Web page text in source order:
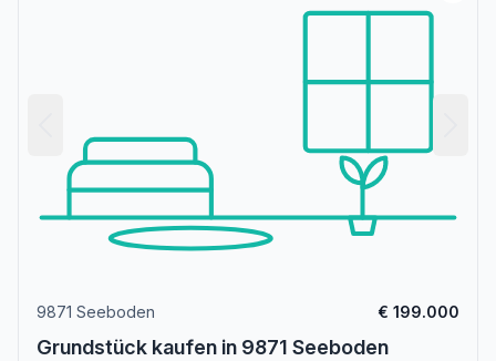
9871 Seeboden € 199.000
Grundstück kaufen in 9871 Seeboden